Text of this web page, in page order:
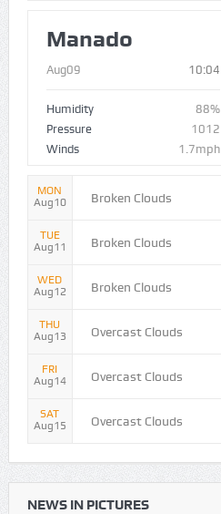
Manado
Aug09 10:04
Humidity
88%
Pressure
1012
Winds
1.7mph
MON
Aug10
Broken Clouds
TUE
Aug11
Broken Clouds
WED
Aug12
Broken Clouds
THU
Aug13
Overcast Clouds
FRI
Aug14
Overcast Clouds
SAT
Aug15
Overcast Clouds
NEWS IN PICTURES